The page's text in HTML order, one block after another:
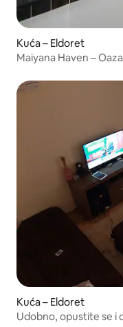
Kuća – Eldoret
Maiyana Haven –
Kuća – Eldoret
Udobno, opustite se i